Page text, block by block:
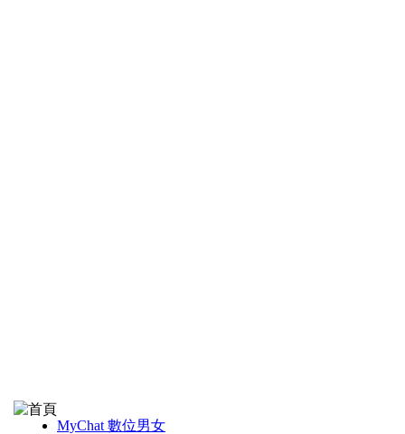
MyChat 數位男女